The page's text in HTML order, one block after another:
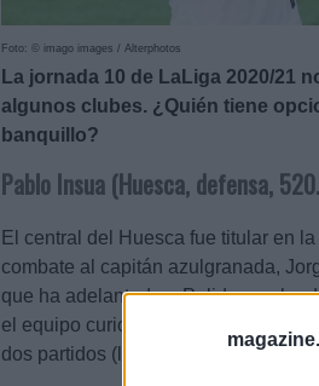
Foto: © imago images / Alterphotos
La jornada 10 de LaLiga 2020/21
algunos clubes. ¿Quién tiene
banquillo?
Pablo Insua (Huesca, defensa,
El central del Huesca fue titular en
combate al capitán azulgranada,
que ha adelantado a Pulido en el
el equipo curiosamente ha frenado
dos partidos (llevaban encajados 10